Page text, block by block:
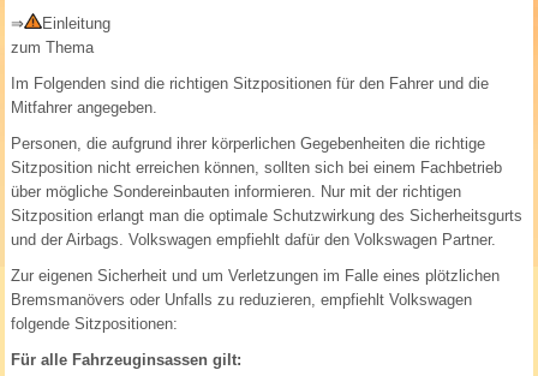
⇒
Einleitung
zum Thema
Im Folgenden sind die richtigen Sitzpositionen für den Fahrer und die
Mitfahrer angegeben.
Personen, die aufgrund ihrer körperlichen Gegebenheiten die richtige
Sitzposition nicht erreichen können, sollten sich bei einem Fachbetrieb
über mögliche Sondereinbauten informieren. Nur mit der richtigen
Sitzposition erlangt man die optimale Schutzwirkung des Sicherheitsgurts
und der Airbags. Volkswagen empfiehlt dafür den Volkswagen Partner.
Zur eigenen Sicherheit und um Verletzungen im Falle eines plötzlichen
Bremsmanövers oder Unfalls zu reduzieren, empfiehlt Volkswagen
folgende Sitzpositionen:
Für alle Fahrzeuginsassen gilt: